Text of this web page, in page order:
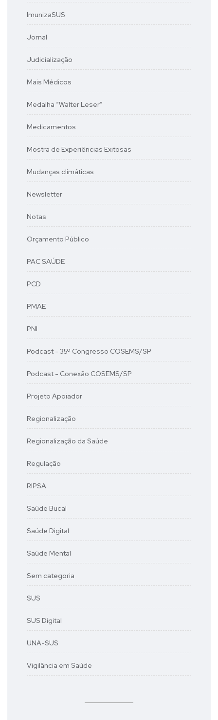
ImunizaSUS
Jornal
Judicialização
Mais Médicos
Medalha “Walter Leser”
Medicamentos
Mostra de Experiências Exitosas
Mudanças climáticas
Newsletter
Notas
Orçamento Público
PAC SAÚDE
PCD
PMAE
PNI
Podcast - 35º Congresso COSEMS/SP
Podcast - Conexão COSEMS/SP
Projeto Apoiador
Regionalização
Regionalização da Saúde
Regulação
RIPSA
Saúde Bucal
Saúde Digital
Saúde Mental
Sem categoria
SUS
SUS Digital
UNA-SUS
Vigilância em Saúde